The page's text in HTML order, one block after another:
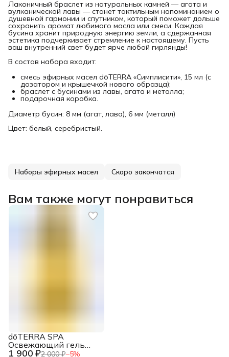
Лаконичный браслет из натуральных камней — агата и
вулканической лавы — станет тактильным напоминанием о
душевной гармонии и спутником, который поможет дольше
сохранить аромат любимого масла или смеси. Каждая
бусина хранит природную энергию земли, а сдержанная
эстетика подчеркивает стремление к настоящему. Пусть
ваш внутренний свет будет ярче любой гирлянды!
В состав набора входит:
смесь эфирных масел dōTERRA «Симплисити», 15 мл (с
дозатором и крышечкой нового образца);
браслет с бусинами из лавы, агата и металла;
подарочная коробка.
Диаметр бусин: 8 мм (агат, лава), 6 мм (металл)
Цвет: белый, серебристый.
Наборы эфирных масел Скоро закончатся
Вам также могут понравиться
1 900 ₽2 000 ₽−5%
dōTERRA SPA
Освежающий гель
для душа Refreshing